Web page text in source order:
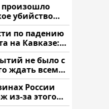
убийство
по падению
на Кавказе:
здесь
не было с
ждать всем
нам?
России
из-за этого
что купить?